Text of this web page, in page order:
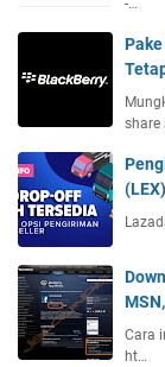
-…
share
Cara
ht…